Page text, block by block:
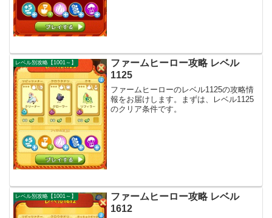
レベル別攻略【1001～】
ファームヒーロー攻略 レベル
1125
ファームヒーローのレベル1125の攻略情
報をお届けします。まずは、レベル1125
のクリア条件です。
レベル別攻略【1001～】
ファームヒーロー攻略 レベル
1612